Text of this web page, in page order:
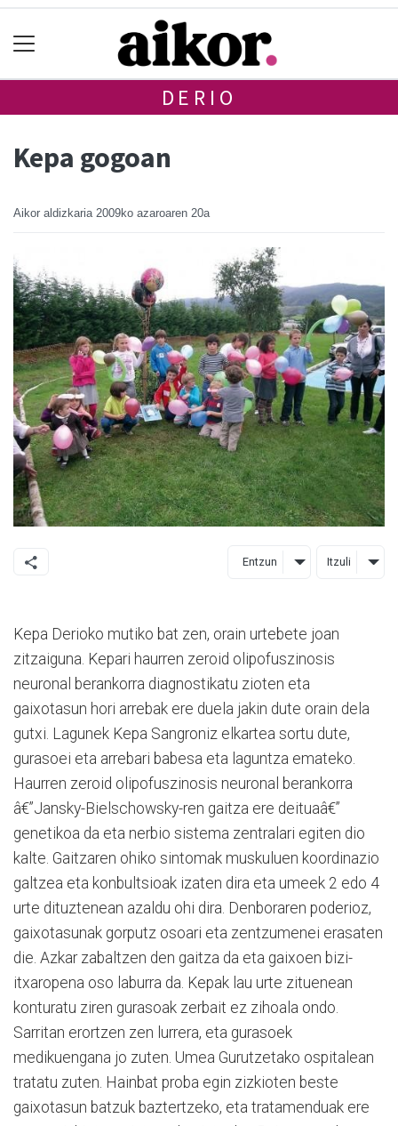
DERIO
Kepa gogoan
Aikor aldizkaria 2009ko azaroaren 20a
Entzun Itzuli
Kepa Derioko mutiko bat zen, orain urtebete joan
zitzaiguna. Kepari haurren zeroid olipofuszinosis
neuronal berankorra diagnostikatu zioten eta
gaixotasun hori arrebak ere duela jakin dute orain dela
gutxi. Lagunek Kepa Sangroniz elkartea sortu dute,
gurasoei eta arrebari babesa eta laguntza emateko.
Haurren zeroid olipofuszinosis neuronal berankorra
â€”Jansky-Bielschowsky-ren gaitza ere deituaâ€”
genetikoa da eta nerbio sistema zentralari egiten dio
kalte. Gaitzaren ohiko sintomak muskuluen koordinazio
galtzea eta konbultsioak izaten dira eta umeek 2 edo 4
urte dituztenean azaldu ohi dira. Denboraren poderioz,
gaixotasunak gorputz osoari eta zentzumenei erasaten
die. Azkar zabaltzen den gaitza da eta gaixoen bizi-
itxaropena oso laburra da. Kepak lau urte zituenean
konturatu ziren gurasoak zerbait ez zihoala ondo.
Sarritan erortzen zen lurrera, eta gurasoek
medikuengana jo zuten. Umea Gurutzetako ospitalean
tratatu zuten. Hainbat proba egin zizkioten beste
gaixotasun batzuk baztertzeko, eta tratamenduak ere